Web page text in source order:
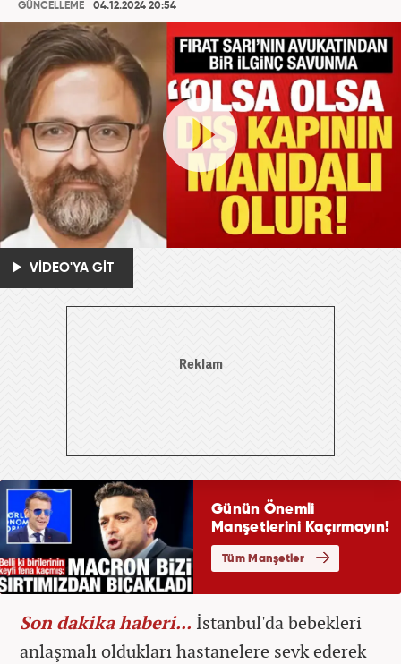
GÜNCELLEME
04.12.2024 20:54
VİDEO'YA GİT
Son dakika haberi... İstanbul'da bebekleri
anlaşmalı oldukları hastanelere sevk ederek